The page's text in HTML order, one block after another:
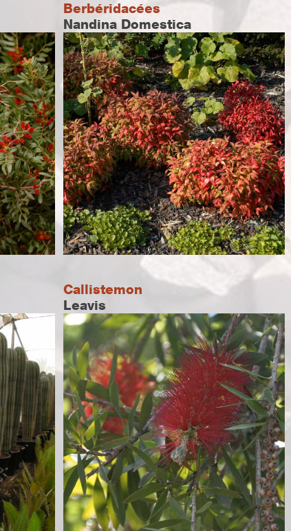
Berbéridacées
Nandina Domestica
Callistemon
Leavis